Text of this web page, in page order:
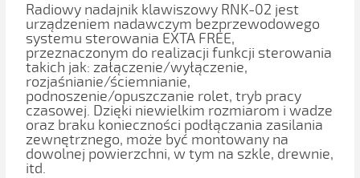
Radiowy nadajnik klawiszowy RNK-02 jest
urządzeniem nadawczym bezprzewodowego
systemu sterowania EXTA FREE,
przeznaczonym do realizacji funkcji sterowania
takich jak: załączenie/wyłączenie,
rozjaśnianie/ściemnianie,
podnoszenie/opuszczanie rolet, tryb pracy
czasowej. Dzięki niewielkim rozmiarom i wadze
oraz braku konieczności podłączania zasilania
zewnętrznego, może być montowany na
dowolnej powierzchni, w tym na szkle, drewnie,
itd.